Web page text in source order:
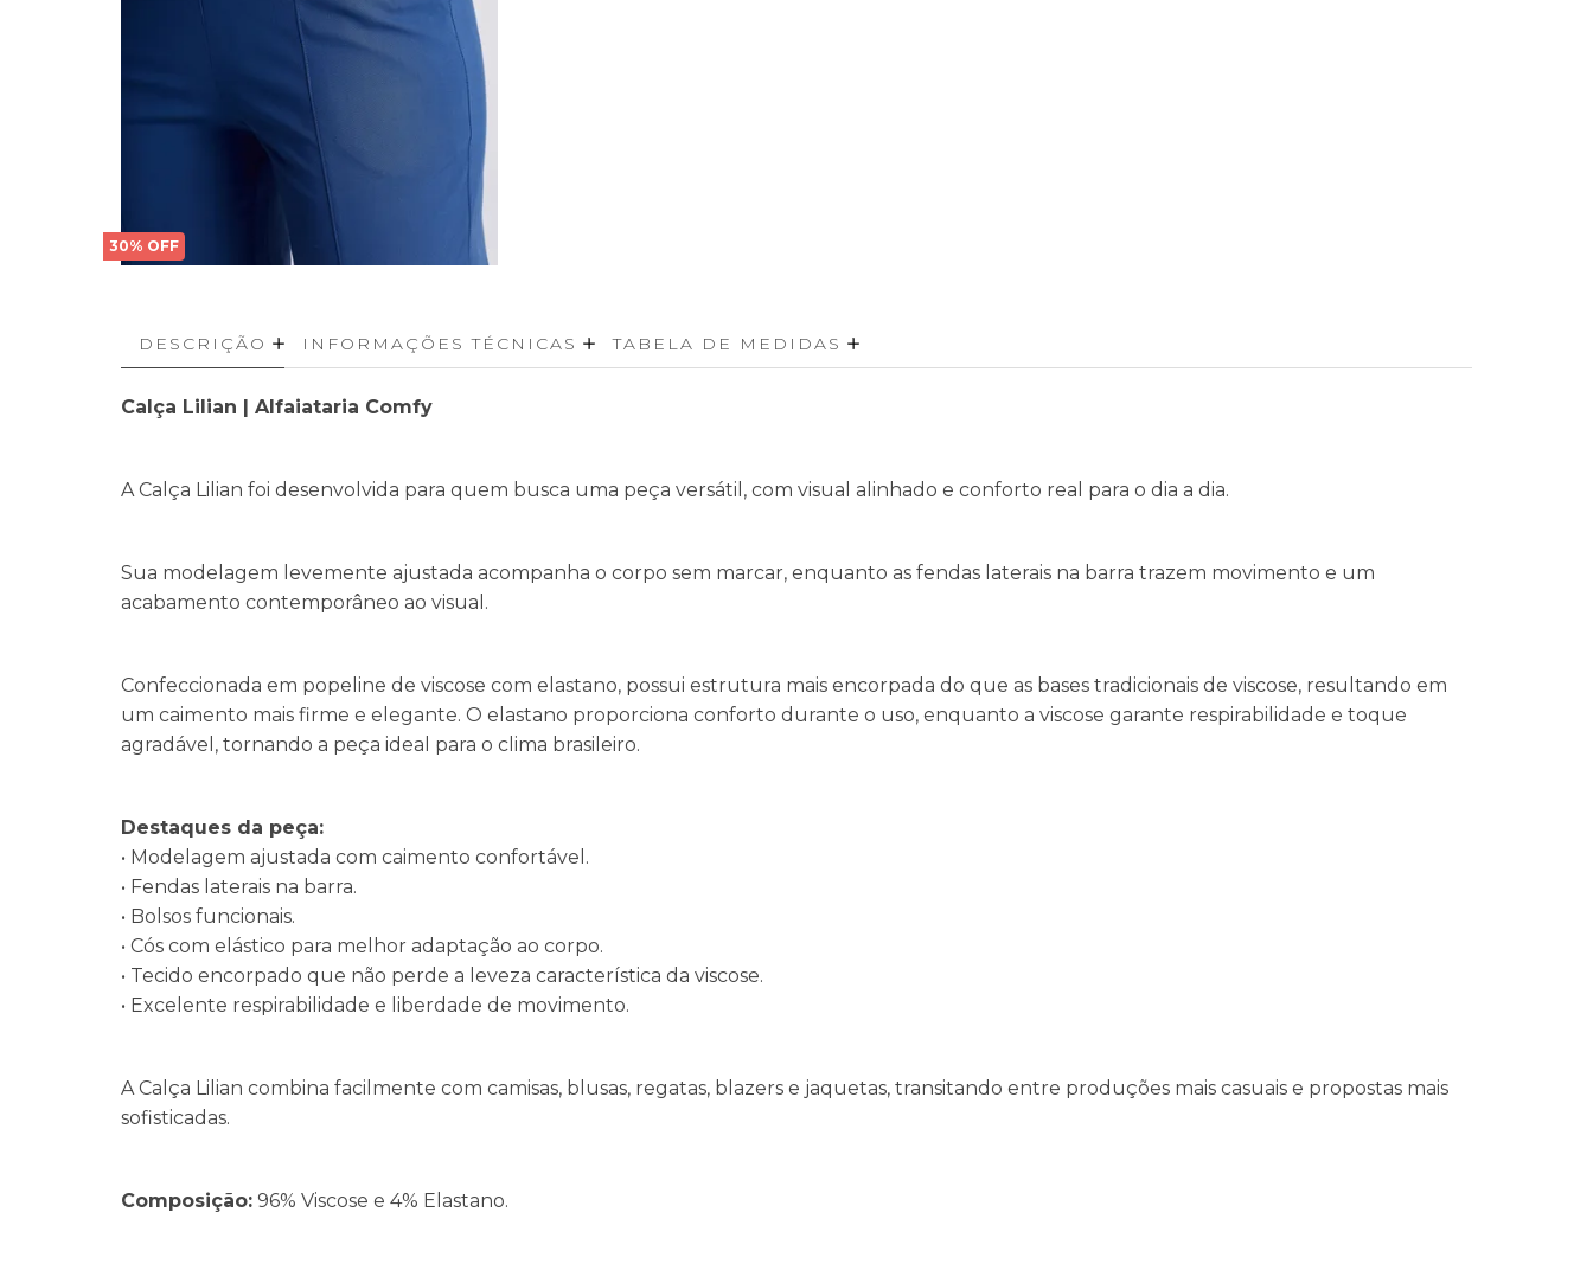
30% OFF
DESCRIÇÃO INFORMAÇÕES TÉCNICAS TABELA DE MEDIDAS
Calça Lilian | Alfaiataria Comfy
A Calça Lilian foi desenvolvida para quem busca uma peça versátil, com visual alinhado e conforto real para o dia a dia.
Sua modelagem levemente ajustada acompanha o corpo sem marcar, enquanto as fendas laterais na barra trazem movimento e um
acabamento contemporâneo ao visual.
Confeccionada em popeline de viscose com elastano, possui estrutura mais encorpada do que as bases tradicionais de viscose, resultando em
um caimento mais firme e elegante. O elastano proporciona conforto durante o uso, enquanto a viscose garante respirabilidade e toque
agradável, tornando a peça ideal para o clima brasileiro.
Destaques da peça:
• Modelagem ajustada com caimento confortável.
• Fendas laterais na barra.
• Bolsos funcionais.
• Cós com elástico para melhor adaptação ao corpo.
• Tecido encorpado que não perde a leveza característica da viscose.
• Excelente respirabilidade e liberdade de movimento.
A Calça Lilian combina facilmente com camisas, blusas, regatas, blazers e jaquetas, transitando entre produções mais casuais e propostas mais
sofisticadas.
Composição: 96% Viscose e 4% Elastano.